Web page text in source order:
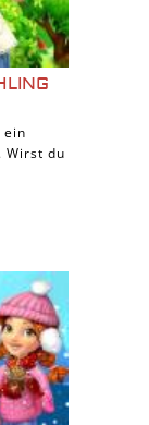
ein
Wirst du